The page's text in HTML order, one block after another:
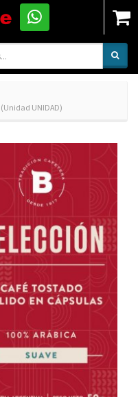
(Unidad UNIDAD)